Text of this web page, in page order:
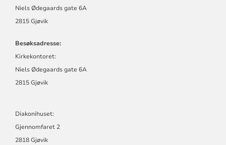
Niels Ødegaards gate 6A
2815 Gjøvik
Besøksadresse:
Kirkekontoret:
Niels Ødegaards gate 6A
2815 Gjøvik
Diakonihuset:
Gjennomfaret 2
2818 Gjøvik